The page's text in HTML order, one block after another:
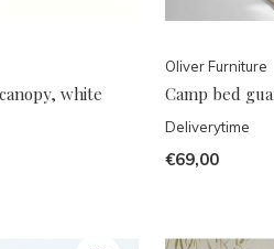
white
Oliver Furniture
Camp bed
Deliverytime
€69,00